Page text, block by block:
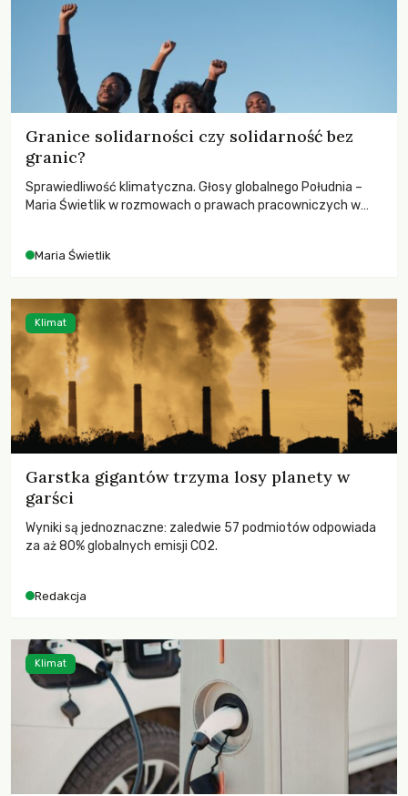
Granice solidarności czy solidarność bez
granic?
Sprawiedliwość klimatyczna. Głosy globalnego Południa –
Maria Świetlik w rozmowach o prawach pracowniczych w
Maria Świetlik
Garstka gigantów trzyma losy planety w
garści
Wyniki są jednoznaczne: zaledwie 57 podmiotów odpowiada
za aż 80% globalnych emisji CO2.
Redakcja
Klimat
Klimat